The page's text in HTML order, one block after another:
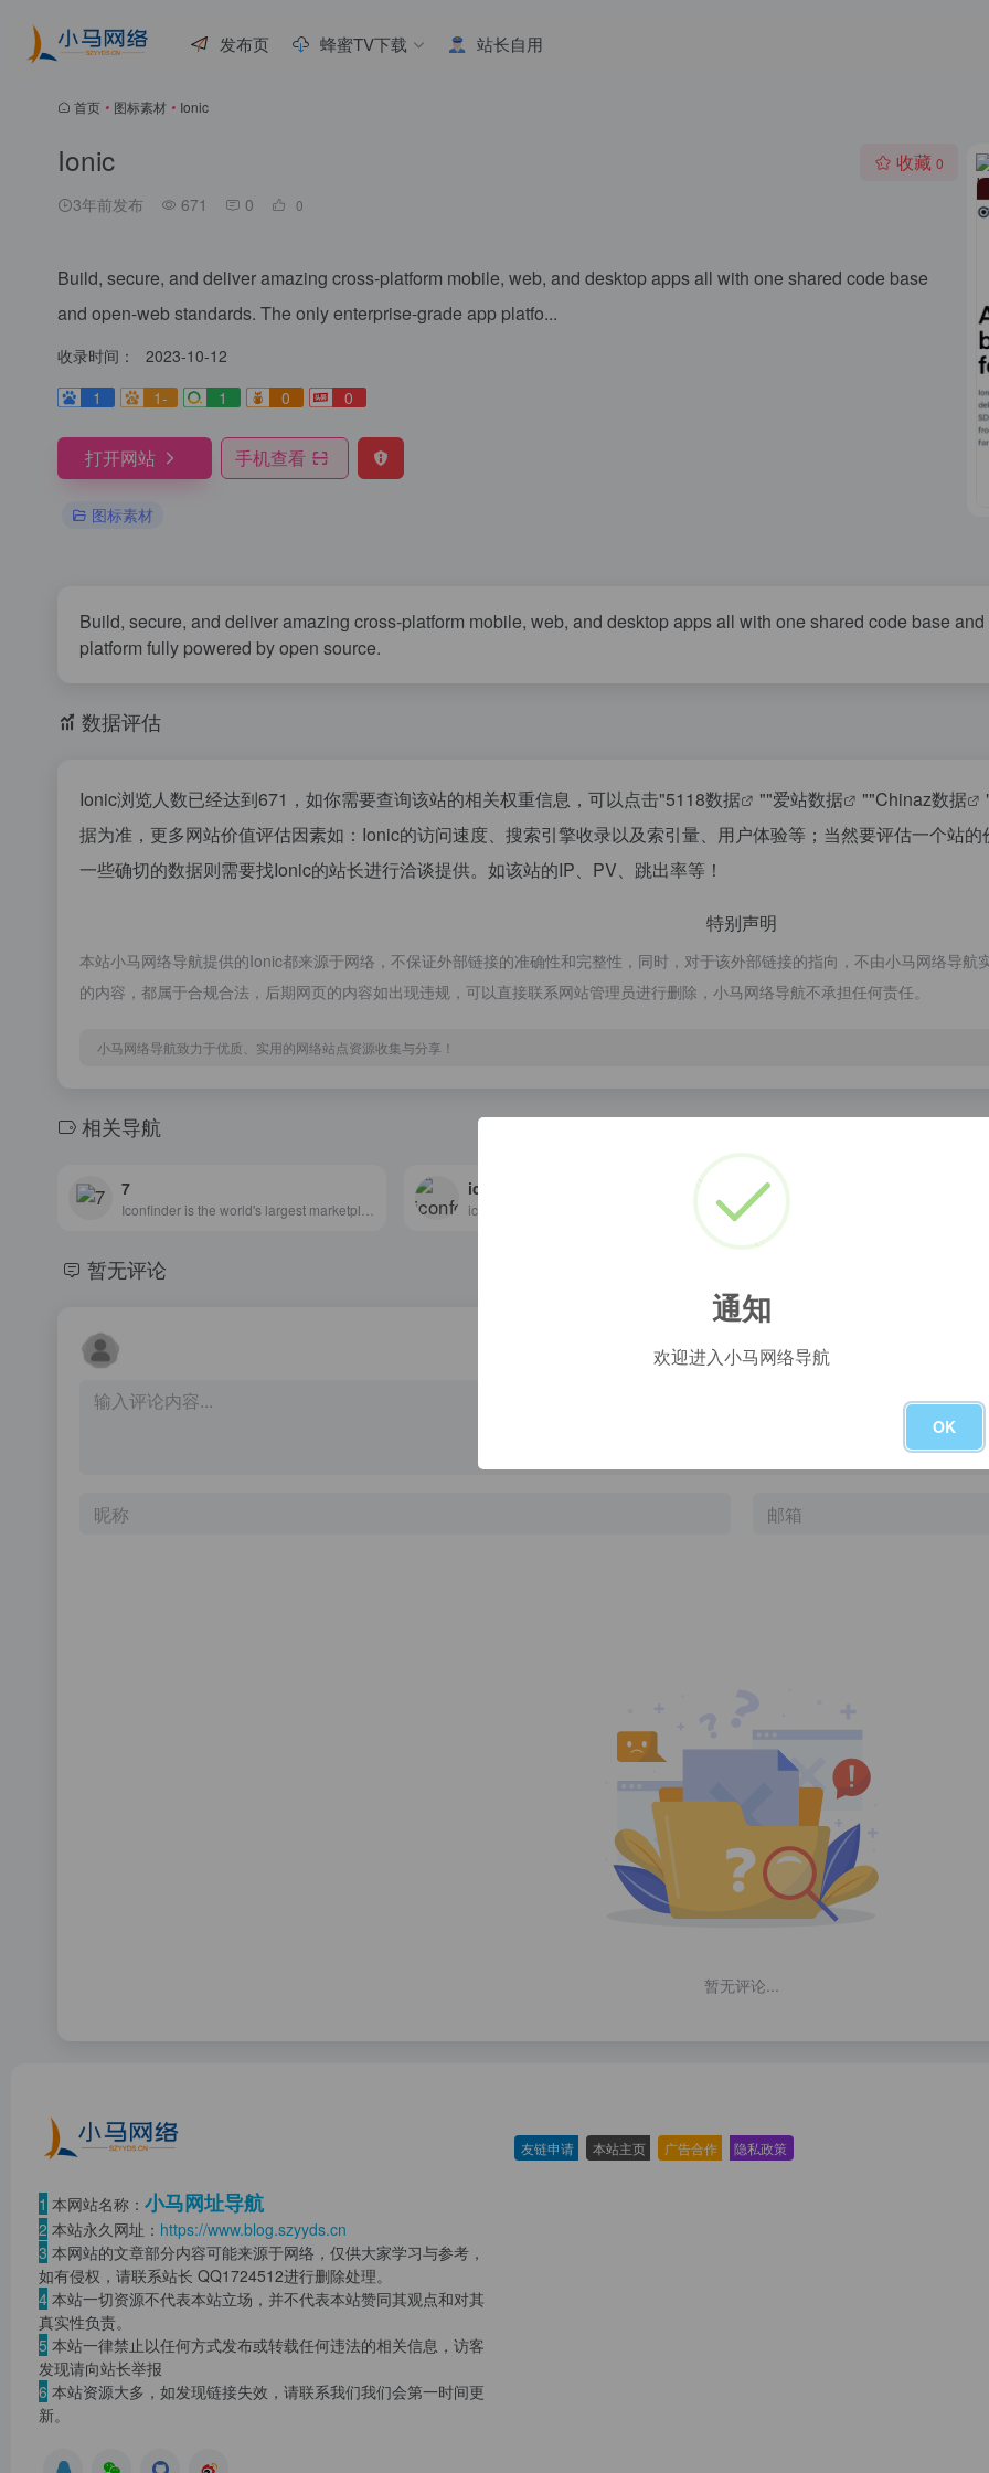
发布页 蜂蜜TV下载 站长自用
首页 • 图标素材 • Ionic
Ionic
3年前发布 671 0 0
收藏 0
Build, secure, and deliver amazing cross-platform mobile, web, and desktop apps all with one shared code base
and open-web standards. The only enterprise-grade app platfo...
收录时间：
2023-10-12
1
1- 1 0 0
打开网站 手机查看
图标素材
Build, secure, and deliver amazing cross-platform mobile, web, and desktop apps all with one shared code base
platform fully powered by open source.
数据评估
Ionic浏览人数已经达到671，如你需要查询该站的相关权重信息，可以点击"5118数据 ""爱站数据 ""Chinaz数据
据为准，更多网站价值评估因素如：Ionic的访问速度、搜索引擎收录以及索引量、用户体验等；当然要评估一个站
一些确切的数据则需要找Ionic的站长进行洽谈提供。如该站的IP、PV、跳出率等！
特别声明
本站小马网络导航提供的Ionic都来源于网络，不保证外部链接的准确性和完整性，同时，对于该外部链接的指向，不由小马网络导
的内容，都属于合规合法，后期网页的内容如出现违规，可以直接联系网站管理员进行删除，小马网络导航不承担任何责任。
小马网络导航致力于优质、实用的网络站点资源收集与分享！
相关导航
7 iconfont
iconfont-国内功能很强大且图标内容很丰富的矢量图标库，提供矢量图标下载、在线存储、格式转换等功能。阿里巴巴体验团队倾力打造，设计和前端开发的便捷工具
暂无评论
暂无评论...
1 本网站名称： 小马网址导航
2 本站永久网址： https://www.blog.szyyds.cn
3 本网站的文章部分内容可能来源于网络，仅供大家学习与参考，
如有侵权，请联系站长 QQ1724512进行删除处理。
4 本站一切资源不代表本站立场，并不代表本站赞同其观点和对其
真实性负责。
5 本站一律禁止以任何方式发布或转载任何违法的相关信息，访客
发现请向站长举报
6 本站资源大多，如发现链接失效，请联系我们我们会第一时间更
新。
友链申请 本站主页 广告合作 隐私政策
通知
欢迎进入小马网络导航
OK